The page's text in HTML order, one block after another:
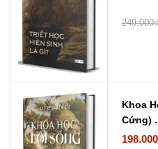
249.000₫
Khoa
Cứng)